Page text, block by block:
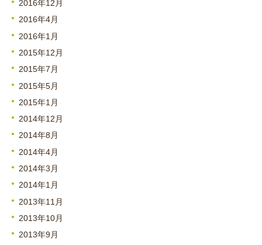
2016年12月
2016年4月
2016年1月
2015年12月
2015年7月
2015年5月
2015年1月
2014年12月
2014年8月
2014年4月
2014年3月
2014年1月
2013年11月
2013年10月
2013年9月